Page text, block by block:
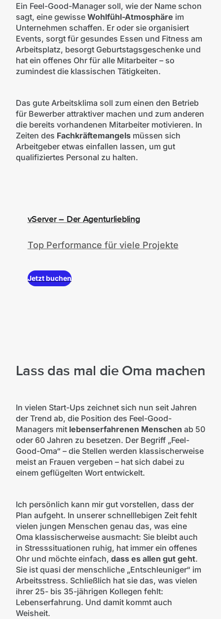
Ein Feel-Good-Manager soll, wie der Name schon
sagt, eine gewisse Wohlfühl-Atmosphäre im
Unternehmen schaffen. Er oder sie organisiert
Events, sorgt für gesundes Essen und Fitness am
Arbeitsplatz, besorgt Geburtstagsgeschenke und
hat ein offenes Ohr für alle Mitarbeiter – so
zumindest die klassischen Tätigkeiten.
Das gute Arbeitsklima soll zum einen den Betrieb
für Bewerber attraktiver machen und zum anderen
die bereits vorhandenen Mitarbeiter motivieren. In
Zeiten des Fachkräftemangelsmüssen sich
Arbeitgeber etwas einfallen lassen, um gut
qualifiziertes Personal zu halten.
vServer – Der Agenturliebling
Top Performance für viele Projekte
Jetzt buchen
Lass das mal die Oma machen
In vielen Start-Ups zeichnet sich nun seit Jahren
der Trend ab, die Position des Feel-Good-
Managers mit lebenserfahrenen Menschen ab 50
oder 60 Jahren zu besetzen. Der Begriff „Feel-
Good-Oma“ – die Stellen werden klassischerweise
meist an Frauen vergeben – hat sich dabei zu
einem geflügelten Wort entwickelt.
Ich persönlich kann mir gut vorstellen, dass der
Plan aufgeht. In unserer schnelllebigen Zeit fehlt
vielen jungen Menschen genau das, was eine
Oma klassischerweise ausmacht: Sie bleibt auch
in Stresssituationen ruhig, hat immer ein offenes
Ohr und möchte einfach, dass es allen gut geht.
Sie ist quasi der menschliche „Entschleuniger“ im
Arbeitsstress. Schließlich hat sie das, was vielen
ihrer 25- bis 35-jährigen Kollegen fehlt:
Lebenserfahrung. Und damit kommt auch
Weisheit.